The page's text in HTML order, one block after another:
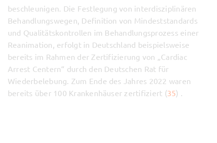
beschleunigen. Die Festlegung von interdisziplinären
Behandlungswegen, Definition von Mindeststandards
und Qualitätskontrollen im Behandlungsprozess einer
Reanimation, erfolgt in Deutschland beispielsweise
bereits im Rahmen der Zertifizierung von „Cardiac
Arrest Centern“ durch den Deutschen Rat für
Wiederbelebung. Zum Ende des Jahres 2022 waren
bereits über 100 Krankenhäuser zertifiziert (35) .